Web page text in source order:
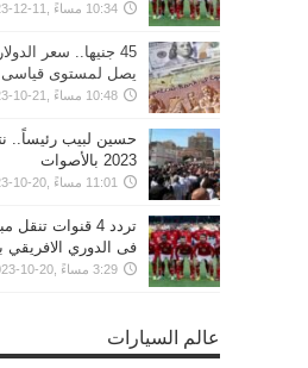
10:34 مساءً ,11-12-2023
45 جنيها.. سعر
يصل لمستوى قياسى
10:48 مساءً ,21-10-2023
حسين لبيب رئيساً..
2023 بالأصوات
11:01 مساءً ,20-10-2023
تردد 4 قنوات
فى الدوري الافريقي
3:29 مساءً ,20-10-2023
عالم السيارات